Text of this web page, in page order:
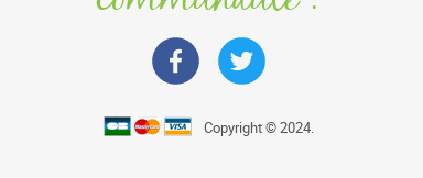
Copyright © 2024.